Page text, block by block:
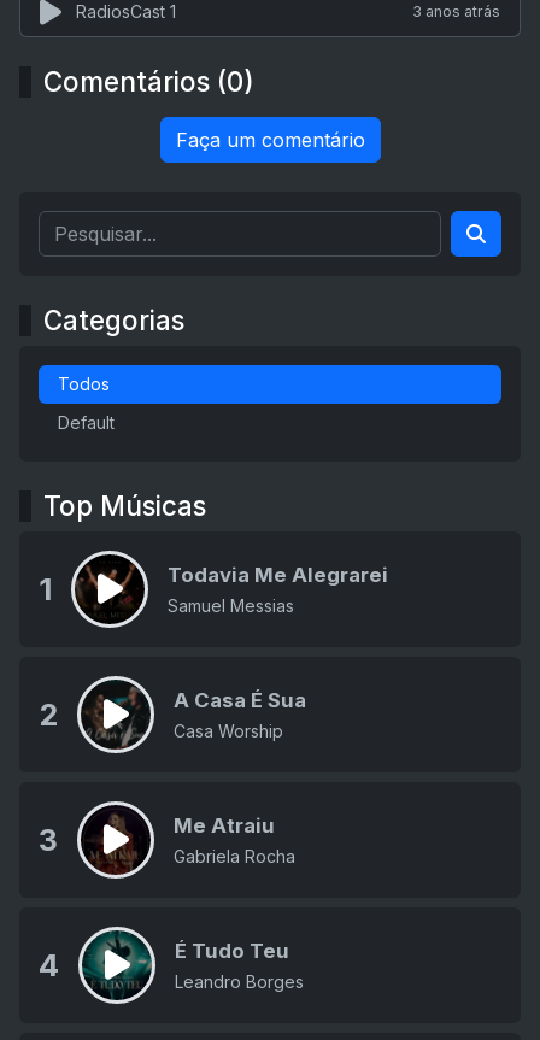
RadiosCast 1 3 anos atrás
Comentários (0)
Faça um comentário
Categorias
Todos
Default
Top Músicas
1 Todavia Me Alegrarei
Samuel Messias
2 A Casa É Sua
Casa Worship
3 Me Atraiu
Gabriela Rocha
4 É Tudo Teu
Leandro Borges